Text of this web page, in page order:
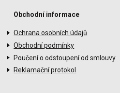
Obchodní informace
Ochrana osobních údajů
Obchodní podmínky
Poučení o odstoupení od smlouvy
Reklamační protokol